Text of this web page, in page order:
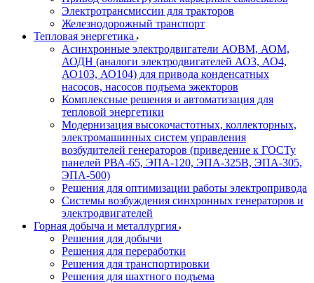
Электротрансмиссии для тракторов
Железнодорожный транспорт
Тепловая энергетика
Асинхронные электродвигатели АОВМ, АОМ,
АОДН (аналоги электродвигателей АО3, АО4,
АО103, АО104) для привода конденсатных
насосов, насосов подъема эжекторов
Комплексные решения и автоматизация для
тепловой энергетики
Модернизация высокочастотных, коллекторных,
электромашинных систем управления
возбудителей генераторов (приведение к ГОСТу
панелей РВА-65, ЭПА-120, ЭПА-325В, ЭПА-305,
ЭПА-500)
Решения для оптимизации работы электропривода
Системы возбуждения синхронных генераторов и
электродвигателей
Горная добыча и металлургия
Решения для добычи
Решения для переработки
Решения для транспортировки
Решения для шахтного подъема